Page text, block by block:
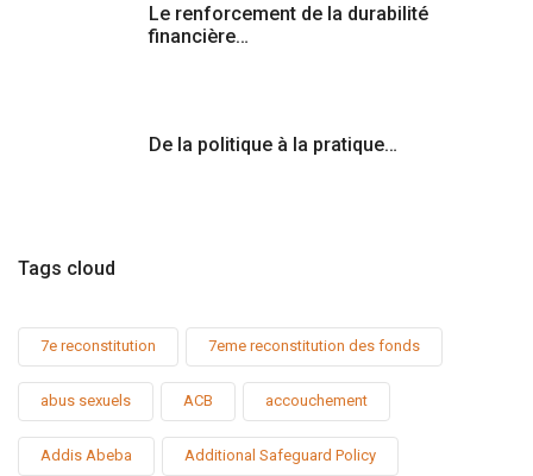
Le renforcement de la durabilité
financière…
De la politique à la pratique…
Tags cloud
7e reconstitution 7eme reconstitution des fonds
abus sexuels ACB accouchement
Addis Abeba Additional Safeguard Policy